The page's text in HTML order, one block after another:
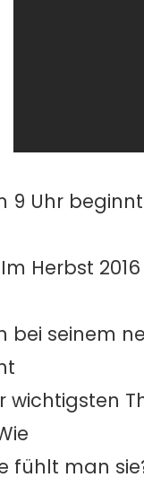
9 Uhr
Herbst
bei seinem
wichtigsten
fühlt man